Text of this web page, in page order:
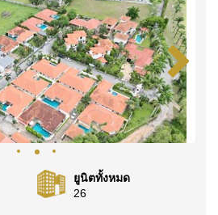
งาน:+66807945904และ LINE:
ยูนิตทั้งหมด
26